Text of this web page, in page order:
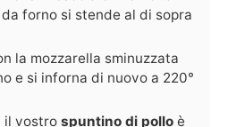
forno si stende al di sopra
la mozzarella sminuzzata
e si inforna di nuovo a 220°
il vostro spuntino di pollo è